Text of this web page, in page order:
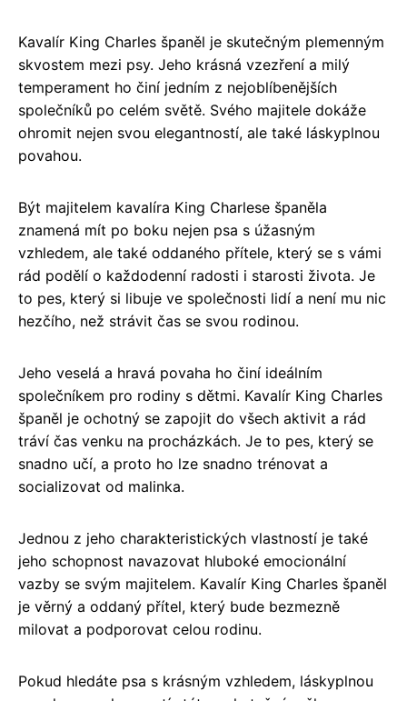
Kavalír King Charles španěl je skutečným plemenným
skvostem mezi psy. Jeho krásná vzezření a milý
temperament ho činí jedním z nejoblíbenějších
společníků po celém světě. Svého majitele dokáže
ohromit nejen svou elegantností, ale také láskyplnou
povahou.
Být majitelem kavalíra King Charlese španěla
znamená mít po boku nejen psa s úžasným
vzhledem, ale také oddaného přítele, který se s vámi
rád podělí o každodenní radosti i starosti života. Je
to pes, který si libuje ve společnosti lidí a není mu nic
hezčího, než strávit čas se svou rodinou.
Jeho veselá a hravá povaha ho činí ideálním
společníkem pro rodiny s dětmi. Kavalír King Charles
španěl je ochotný se zapojit do všech aktivit a rád
tráví čas venku na procházkách. Je to pes, který se
snadno učí, a proto ho lze snadno trénovat a
socializovat od malinka.
Jednou z jeho charakteristických vlastností je také
jeho schopnost navazovat hluboké emocionální
vazby se svým majitelem. Kavalír King Charles španěl
je věrný a oddaný přítel, který bude bezmezně
milovat a podporovat celou rodinu.
Pokud hledáte psa s krásným vzhledem, láskyplnou